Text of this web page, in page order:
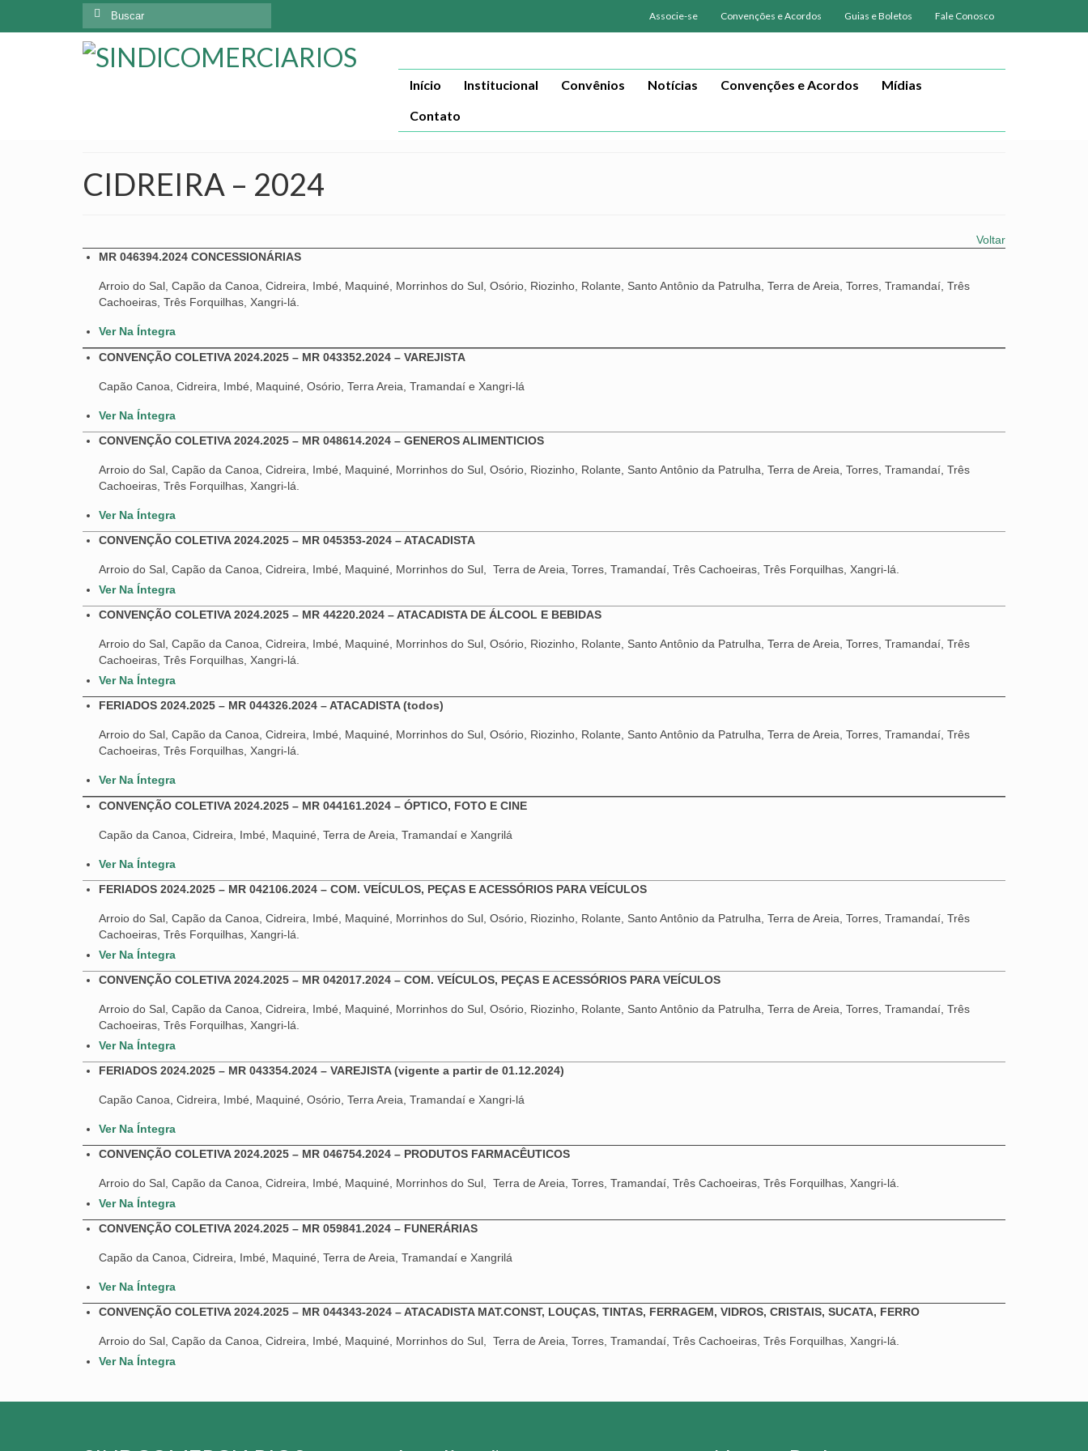
Associe-se Convenções e Acordos Guias e Boletos Fale Conosco
Buscar
por:
Início Institucional Convênios Notícias Convenções e Acordos
Mídias
Contato
CIDREIRA – 2024
Voltar
MR 046394.2024 CONCESSIONÁRIAS
Arroio do Sal, Capão da Canoa, Cidreira, Imbé, Maquiné, Morrinhos do Sul, Osório, Riozinho, Rolante, Santo Antônio da Patrulha, Terra de Areia, Torres, Tramandaí, Três
Cachoeiras, Três Forquilhas, Xangri-lá.
Ver Na Íntegra
CONVENÇÃO COLETIVA 2024.2025 – MR 043352.2024 – VAREJISTA
Capão Canoa, Cidreira, Imbé, Maquiné, Osório, Terra Areia, Tramandaí e Xangri-lá
Ver Na Íntegra
CONVENÇÃO COLETIVA 2024.2025 – MR 048614.2024 – GENEROS ALIMENTICIOS
Arroio do Sal, Capão da Canoa, Cidreira, Imbé, Maquiné, Morrinhos do Sul, Osório, Riozinho, Rolante, Santo Antônio da Patrulha, Terra de Areia, Torres, Tramandaí, Três
Cachoeiras, Três Forquilhas, Xangri-lá.
Ver Na Íntegra
CONVENÇÃO COLETIVA 2024.2025 – MR 045353-2024 – ATACADISTA
Arroio do Sal, Capão da Canoa, Cidreira, Imbé, Maquiné, Morrinhos do Sul, Terra de Areia, Torres, Tramandaí, Três Cachoeiras, Três Forquilhas, Xangri-lá.
Ver Na Íntegra
CONVENÇÃO COLETIVA 2024.2025 – MR 44220.2024 – ATACADISTA DE ÁLCOOL E BEBIDAS
Arroio do Sal, Capão da Canoa, Cidreira, Imbé, Maquiné, Morrinhos do Sul, Osório, Riozinho, Rolante, Santo Antônio da Patrulha, Terra de Areia, Torres, Tramandaí, Três
Cachoeiras, Três Forquilhas, Xangri-lá.
Ver Na Íntegra
FERIADOS 2024.2025 – MR 044326.2024 – ATACADISTA (todos)
Arroio do Sal, Capão da Canoa, Cidreira, Imbé, Maquiné, Morrinhos do Sul, Osório, Riozinho, Rolante, Santo Antônio da Patrulha, Terra de Areia, Torres, Tramandaí, Três
Cachoeiras, Três Forquilhas, Xangri-lá.
Ver Na Íntegra
CONVENÇÃO COLETIVA 2024.2025 – MR 044161.2024 – ÓPTICO, FOTO E CINE
Capão da Canoa, Cidreira, Imbé, Maquiné, Terra de Areia, Tramandaí e Xangrilá
Ver Na Íntegra
FERIADOS 2024.2025 – MR 042106.2024 – COM. VEÍCULOS, PEÇAS E ACESSÓRIOS PARA VEÍCULOS
Arroio do Sal, Capão da Canoa, Cidreira, Imbé, Maquiné, Morrinhos do Sul, Osório, Riozinho, Rolante, Santo Antônio da Patrulha, Terra de Areia, Torres, Tramandaí, Três
Cachoeiras, Três Forquilhas, Xangri-lá.
Ver Na Íntegra
CONVENÇÃO COLETIVA 2024.2025 – MR 042017.2024 – COM. VEÍCULOS, PEÇAS E ACESSÓRIOS PARA VEÍCULOS
Arroio do Sal, Capão da Canoa, Cidreira, Imbé, Maquiné, Morrinhos do Sul, Osório, Riozinho, Rolante, Santo Antônio da Patrulha, Terra de Areia, Torres, Tramandaí, Três
Cachoeiras, Três Forquilhas, Xangri-lá.
Ver Na Íntegra
FERIADOS 2024.2025 – MR 043354.2024 – VAREJISTA (vigente a partir de 01.12.2024)
Capão Canoa, Cidreira, Imbé, Maquiné, Osório, Terra Areia, Tramandaí e Xangri-lá
Ver Na Íntegra
CONVENÇÃO COLETIVA 2024.2025 – MR 046754.2024 – PRODUTOS FARMACÊUTICOS
Arroio do Sal, Capão da Canoa, Cidreira, Imbé, Maquiné, Morrinhos do Sul, Terra de Areia, Torres, Tramandaí, Três Cachoeiras, Três Forquilhas, Xangri-lá.
Ver Na Íntegra
CONVENÇÃO COLETIVA 2024.2025 – MR 059841.2024 – FUNERÁRIAS
Capão da Canoa, Cidreira, Imbé, Maquiné, Terra de Areia, Tramandaí e Xangrilá
Ver Na Íntegra
CONVENÇÃO COLETIVA 2024.2025 – MR 044343-2024 – ATACADISTA MAT.CONST, LOUÇAS, TINTAS, FERRAGEM, VIDROS, CRISTAIS, SUCATA, FERRO
Arroio do Sal, Capão da Canoa, Cidreira, Imbé, Maquiné, Morrinhos do Sul, Terra de Areia, Torres, Tramandaí, Três Cachoeiras, Três Forquilhas, Xangri-lá.
Ver Na Íntegra